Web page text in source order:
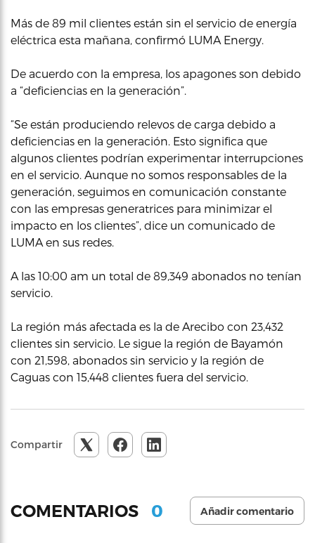
Más de 89 mil clientes están sin el servicio de energía
eléctrica esta mañana, confirmó LUMA Energy.
De acuerdo con la empresa, los apagones son debido
a “deficiencias en la generación”.
“Se están produciendo relevos de carga debido a
deficiencias en la generación. Esto significa que
algunos clientes podrían experimentar interrupciones
en el servicio. Aunque no somos responsables de la
generación, seguimos en comunicación constante
con las empresas generatrices para minimizar el
impacto en los clientes”, dice un comunicado de
LUMA en sus redes.
A las 10:00 am un total de 89,349 abonados no tenían
servicio.
La región más afectada es la de Arecibo con 23,432
clientes sin servicio. Le sigue la región de Bayamón
con 21,598, abonados sin servicio y la región de
Caguas con 15,448 clientes fuera del servicio.
Compartir
COMENTARIOS 0 Añadir comentario